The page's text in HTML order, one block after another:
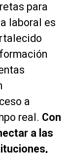
para
laboral es
a
real. Con
a las